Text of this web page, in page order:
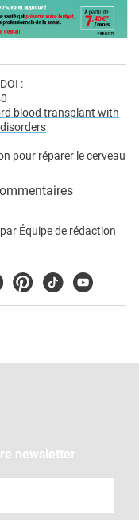
:
blood transplant with
pour réparer le cerveau
par Équipe de rédaction
Pinterest
TiktokYoutube
newsletter